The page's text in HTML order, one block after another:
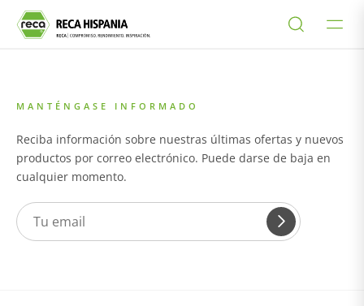
MANTÉNGASE INFORMADO
Reciba información sobre nuestras últimas ofertas y nuevos
productos por correo electrónico. Puede darse de baja en
cualquier momento.